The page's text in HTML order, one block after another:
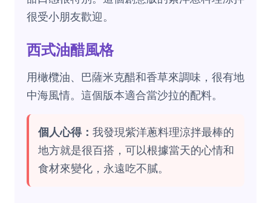
很受小朋友歡迎。
西式油醋風格
用橄欖油、巴薩米克醋和香草來調味，很有地
中海風情。這個版本適合當沙拉的配料。
個人心得： 我發現紫洋蔥料理涼拌最棒的
地方就是很百搭，可以根據當天的心情和
食材來變化，永遠吃不膩。